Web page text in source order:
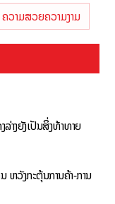
ວາມສວຍຄວາມງາມ
າງຍັງເປັນສິ່ງທ້າທາຍ
ຫວັງກະຕຸ້ນການຄ້າ-ການ